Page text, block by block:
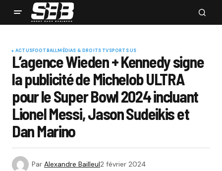
ACTUSFOOTBALLMÉDIAS & DROITS TVSPORTS US
L’agence Wieden + Kennedy signe
la publicité de Michelob ULTRA
pour le Super Bowl 2024 incluant
Lionel Messi, Jason Sudeikis et
Dan Marino
Par Alexandre Bailleul2 février 2024